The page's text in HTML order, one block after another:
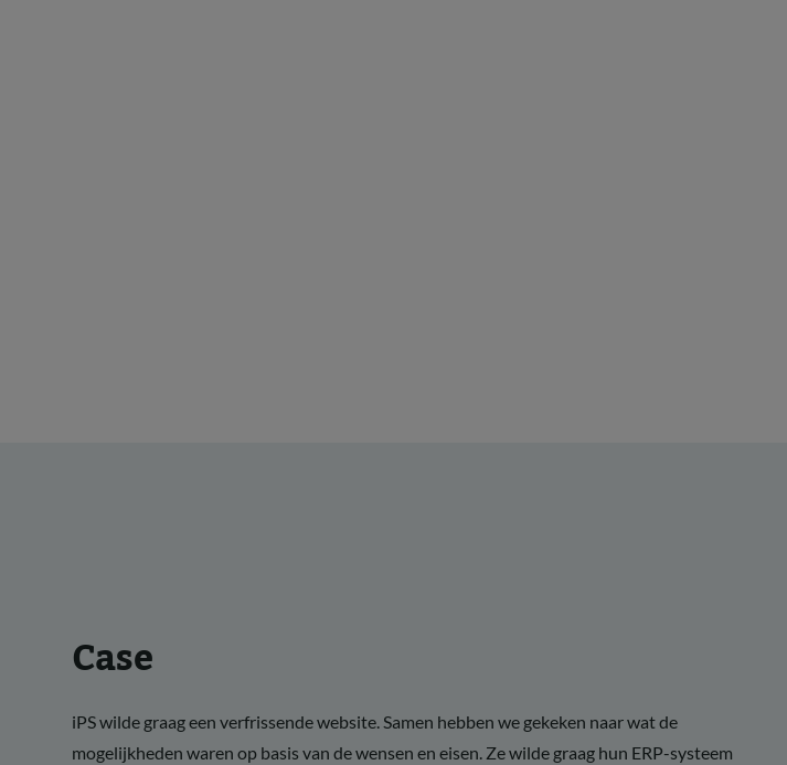
Case
iPS wilde graag een verfrissende website. Samen hebben we gekeken naar wat de
mogelijkheden waren op basis van de wensen en eisen. Ze wilde graag hun ERP-systeem